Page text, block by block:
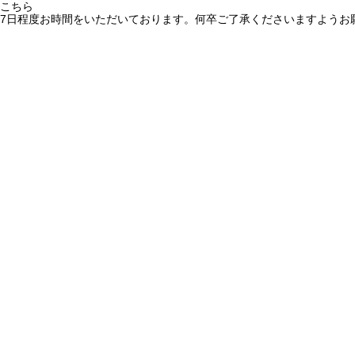
ちら
程度お時間をいただいております。何卒ご了承くださいますようお